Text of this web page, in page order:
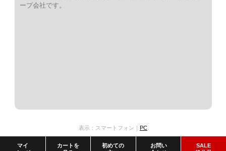
マイ
カートを
初めての
お問い
SALE
ープ会社です。
表示：スマートフォン｜ PC